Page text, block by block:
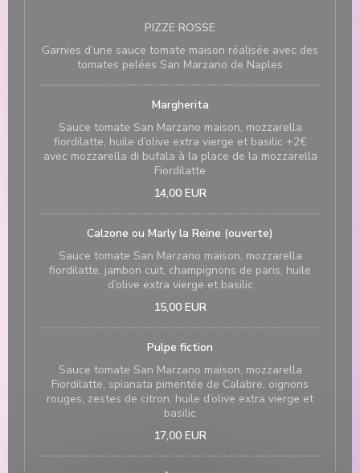
PIZZE ROSSE
Garnies d’une sauce tomate maison réalisée avec des
tomates pelées San Marzano de Naples
Margherita
Sauce tomate San Marzano maison, mozzarella
fiordilatte, huile d’olive extra vierge et basilic +2€
avec mozzarella di bufala à la place de la mozzarella
Fiordilatte
14,00 EUR
Calzone ou Marly la Reine (ouverte)
Sauce tomate San Marzano maison, mozzarella
fiordilatte, jambon cuit, champignons de paris, huile
d’olive extra vierge et basilic
15,00 EUR
Pulpe fiction
Sauce tomate San Marzano maison, mozzarella
Fiordilatte, spianata pimentée de Calabre, oignons
rouges, zestes de citron, huile d’olive extra vierge et
basilic
17,00 EUR